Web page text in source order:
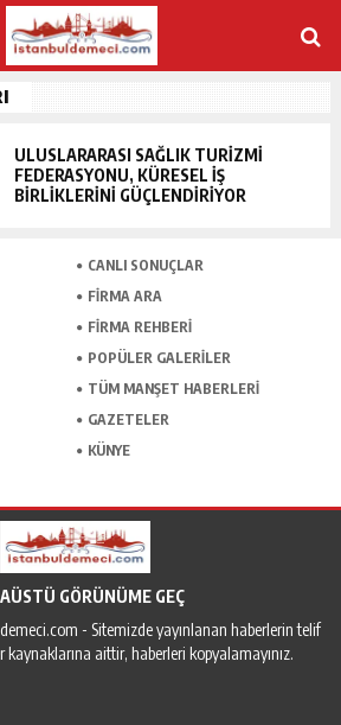
ULUSLARARASI SAĞLIK TURIZMI
FEDERASYONU, KÜRESEL İŞ
BIRLIKLERINI GÜÇLENDIRIYOR
CANLI SONUÇLAR
FİRMA ARA
FİRMA REHBERİ
POPÜLER GALERİLER
TÜM MANŞET HABERLERİ
GAZETELER
KÜNYE
GÖRÜNÜME GEÇ
- Sitemizde yayınlanan haberlerin telif
kaynaklarına aittir, haberleri kopyalamayınız.